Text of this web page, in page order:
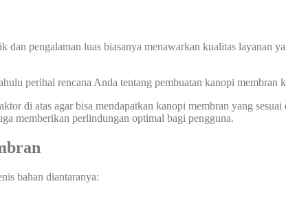
dan pengalaman luas biasanya menawarkan kualitas
perihal rencana Anda tentang pembuatan kanopi membran
di atas agar bisa mendapatkan kanopi membran yang
memberikan perlindungan optimal bagi pengguna.
bahan diantaranya: